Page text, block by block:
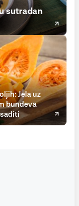
sutradan
Jela uz
bundeva